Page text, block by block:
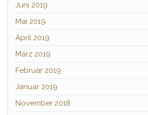
Juni 2019
Mai 2019
April 2019
März 2019
Februar 2019
Januar 2019
November 2018